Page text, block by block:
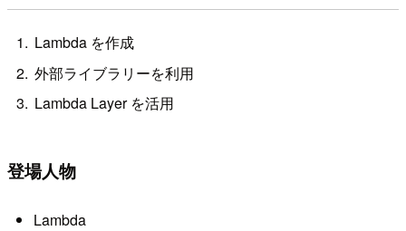
Lambda を作成
外部ライブラリーを利用
Lambda Layer を活用
登場人物
Lambda